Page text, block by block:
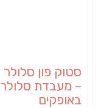
סטוק פון סלולר
– מעבדת סלולר
באופקים